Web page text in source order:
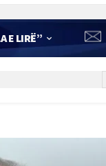
E LIRË”